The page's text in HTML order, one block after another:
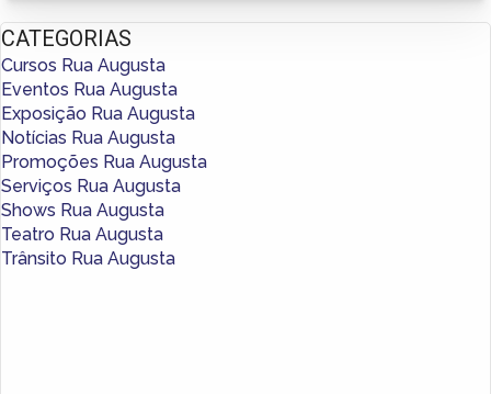
CATEGORIAS
Cursos Rua Augusta
Eventos Rua Augusta
Exposição Rua Augusta
Notícias Rua Augusta
Promoções Rua Augusta
Serviços Rua Augusta
Shows Rua Augusta
Teatro Rua Augusta
Trânsito Rua Augusta